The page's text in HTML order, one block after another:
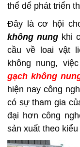
thể dể phát triển
Đây là cơ hội
không nung khi
cầu về loai vật
không nung,
gạch không
hiện nay công
có sự tham gia
đại hơn công
sản xuất theo